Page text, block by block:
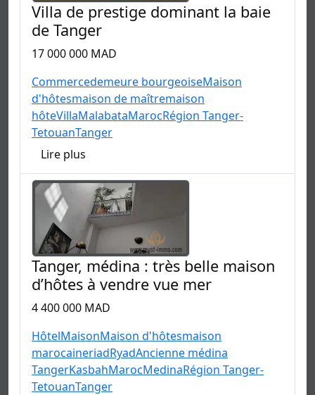
Villa de prestige dominant la baie
de Tanger
17 000 000 MAD
Commercedemeure bourgeoiseMaison
d'hôtesmaison de maîtremaison
hôteVillaMalabataMarocRégion Tanger-
TetouanTanger
Lire plus
Tanger, médina : très belle maison
d’hôtes à vendre vue mer
4 400 000 MAD
HôtelMaisonMaison d'hôtesmaison
marocaineriadRyadAncienne médina
TangerKasbahMarocMedinaRégion Tanger-
TetouanTanger